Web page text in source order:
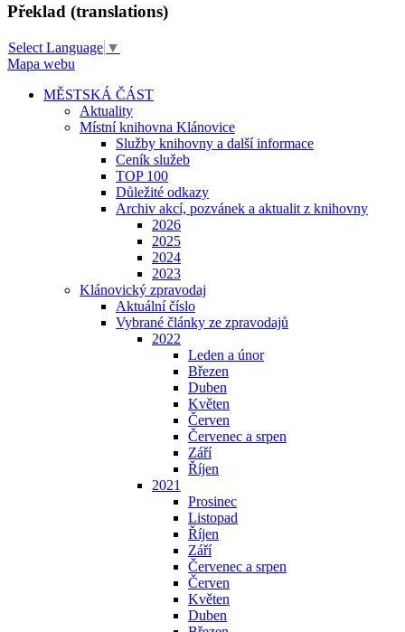
Překlad (translations)
Select Language ▼
Mapa webu
MĚSTSKÁ ČÁST
Aktuality
Místní knihovna Klánovice
Služby knihovny a další informace
Ceník služeb
TOP 100
Důležité odkazy
Archiv akcí, pozvánek a aktualit z knihovny
2026
2025
2024
2023
Klánovický zpravodaj
Aktuální číslo
Vybrané články ze zpravodajů
2022
Leden a únor
Březen
Duben
Květen
Červen
Červenec a srpen
Září
Říjen
2021
Prosinec
Listopad
Říjen
Září
Červenec a srpen
Červen
Květen
Duben